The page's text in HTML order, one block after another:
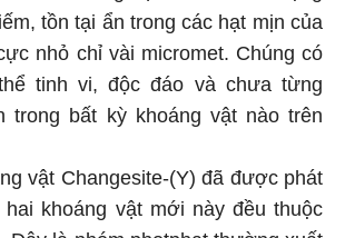
tồn tại ẩn trong các hạt mịn của
nhỏ chỉ vài micromet. Chúng có
tinh vi, độc đáo và chưa từng
trong bất kỳ khoáng vật nào trên
vật Changesite-(Y) đã được phát
khoáng vật mới này đều thuộc